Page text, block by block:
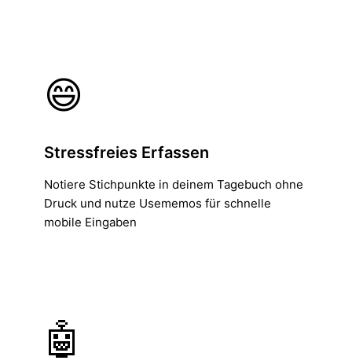
😄
Stressfreies Erfassen
Notiere Stichpunkte in deinem Tagebuch ohne
Druck und nutze Usememos für schnelle
mobile Eingaben
🤖